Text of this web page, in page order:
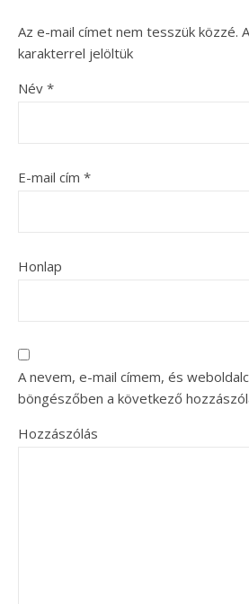
Az e-mail címet nem tesszük közzé.
karakterrel jelöltük
Név *
E-mail cím *
Honlap
A nevem, e-mail címem, és
böngészőben a következő
Hozzászólás